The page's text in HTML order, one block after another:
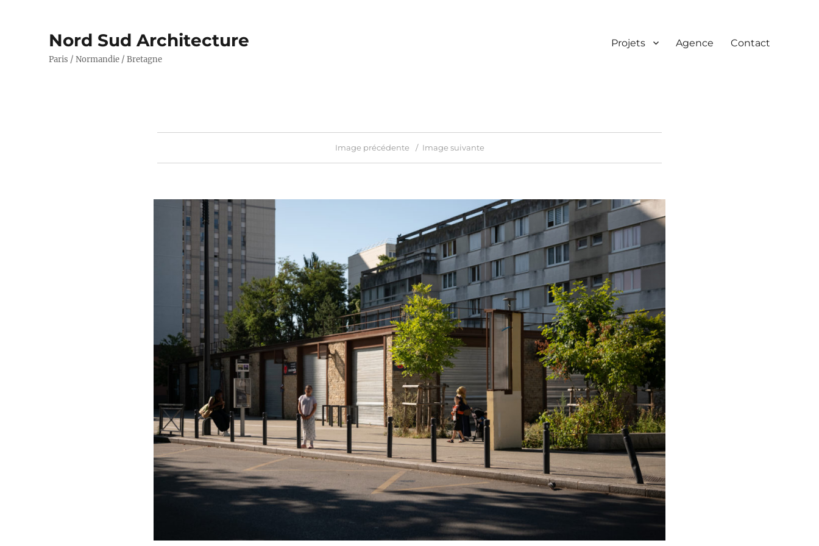
Nord Sud Architecture
Paris / Normandie / Bretagne
Projets Agence Contact
Image précédente Image suivante